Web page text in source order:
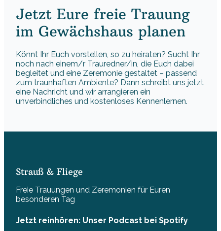
Jetzt Eure freie Trauung
im Gewächshaus planen
Könnt Ihr Euch vorstellen, so zu heiraten? Sucht Ihr
noch nach einem/r Trauredner/in, die Euch dabei
begleitet und eine Zeremonie gestaltet – passend
zum traunhaften Ambiente? Dann schreibt uns jetzt
eine Nachricht und wir arrangieren ein
unverbindliches und kostenloses Kennenlernen.
Strauß & Fliege
Freie Trauungen und Zeremonien für Euren
besonderen Tag
Jetzt reinhören: Unser Podcast bei Spotify